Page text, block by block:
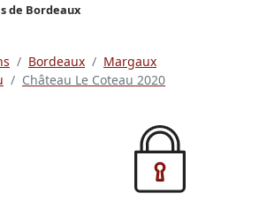
de Bordeaux
Bordeaux
Margaux
Château Le Coteau 2020